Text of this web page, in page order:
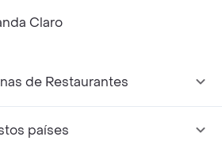
Claro
de Restaurantes
países